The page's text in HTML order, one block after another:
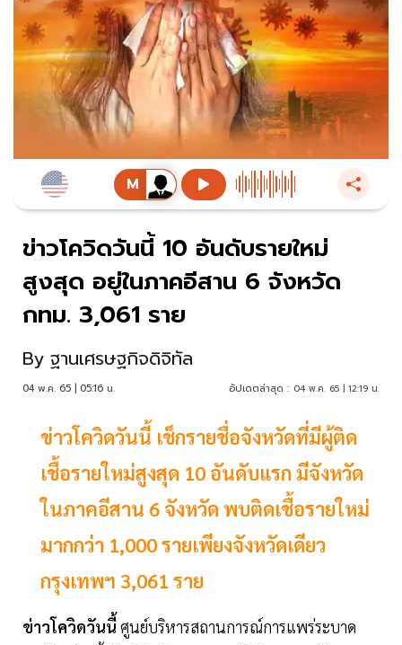
ข่าวโควิดวันนี้ 10 อันดับรายใหม่
สูงสุด อยู่ในภาคอีสาน 6 จังหวัด
กทม. 3,061 ราย
By ฐานเศรษฐกิจดิจิทัล
04 พ.ค. 65 | 05:16 น. อัปเดตล่าสุด : 04 พ.ค. 65 | 12:19 น.
ข่าวโควิดวันนี้ เช็กรายชื่อจังหวัดที่มีผู้ติด
เชื้อรายใหม่สูงสุด 10 อันดับแรก มีจังหวัด
ในภาคอีสาน 6 จังหวัด พบติดเชื้อรายใหม่
มากกว่า 1,000 รายเพียงจังหวัดเดียว
กรุงเทพฯ 3,061 ราย
ข่าวโควิดวันนี้ ศูนย์บริหารสถานการณ์การแพร่ระบาด